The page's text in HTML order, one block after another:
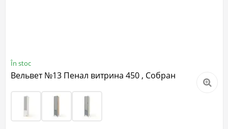
În stoc
Вельвет №13 Пенал витрина 450 , Собран